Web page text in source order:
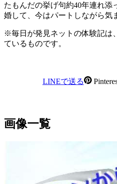
たもんだの挙げ句約40年連れ添
婚して、今はパートしながら気
※毎日が発見ネットの体験記は
ているものです。
LINEで送る
画像一覧